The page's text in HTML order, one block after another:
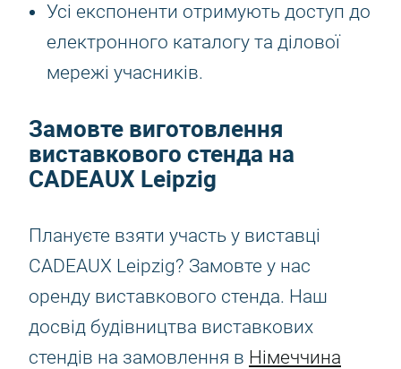
Усі експоненти отримують доступ до
електронного каталогу та ділової
мережі учасників.
Замовте виготовлення
виставкового стенда на
CADEAUX Leipzig
Плануєте взяти участь у виставці
CADEAUX Leipzig? Замовте у нас
оренду виставкового стенда. Наш
досвід будівництва виставкових
стендів на замовлення в Німеччина